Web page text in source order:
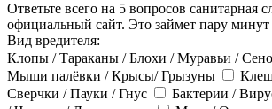
Ответьте всего на 5 вопросов санитарная
официальный сайт. Это займет пару минут
Вид вредителя:
Клопы / Тараканы / Блохи / Муравьи /
Мыши палёвки / Крысы/ Грызуны
Сверчки / Пауки / Гнус
Бактерии /